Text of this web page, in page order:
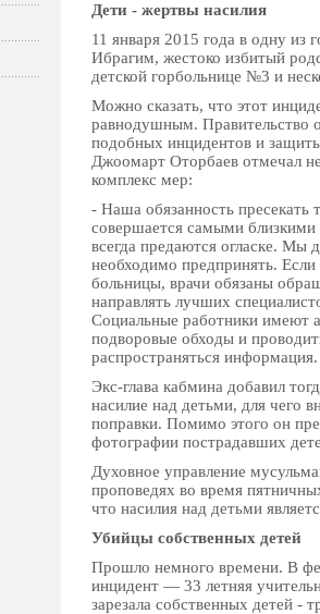
Дети - жертвы насилия
11 января 2015 года в одну из
Ибрагим, жестоко избитый
детской горбольнице №3 и
Можно сказать, что этот
равнодушным. Правительство
подобных инцидентов и
Джоомарт Оторбаев отмечал
комплекс мер:
- Наша обязанность пресекать
совершается самыми близкими
всегда предаются огласке. Мы
необходимо предпринять.
больницы, врачи обязаны
направлять лучших
Социальные работники имеют
подворовые обходы и
распространяться информация.
Экс-глава кабмина добавил
насилие над детьми, для чего
поправки. Помимо этого он
фотографии пострадавших
Духовное управление
проповедях во время
что насилия над детьми
Убийцы собственных детей
Прошло немного времени. В
инцидент — 33 летняя
зарезала собственных детей -